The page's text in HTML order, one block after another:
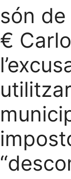
són
€